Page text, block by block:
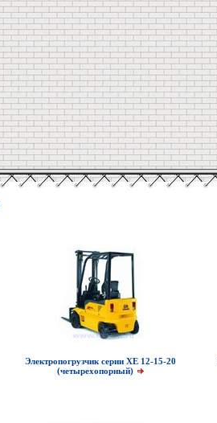
Электропогрузчик серии XE 12-15-20
(четырехопорный)